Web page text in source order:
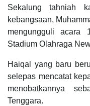
Sekalung tahniah
kebangsaan,
mengungguli
Stadium Olahraga
Haiqal yang baru
selepas mencatat
menobatkannya
Tenggara.